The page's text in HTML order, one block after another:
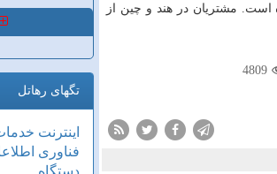
است. مشتریان در هند و چین از
4809
تگهای رهاتل
اینترنت
فناوری
دستگاه